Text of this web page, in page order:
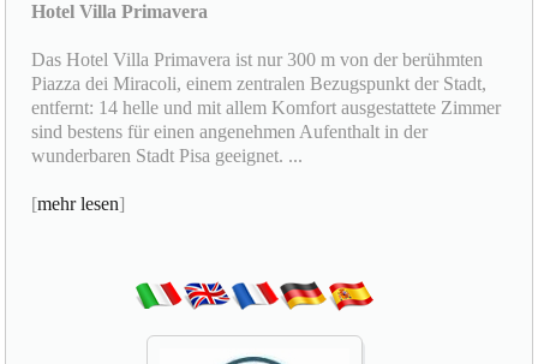
Hotel Villa Primavera
Das Hotel Villa Primavera ist nur 300 m von der berühmten
Piazza dei Miracoli, einem zentralen Bezugspunkt der Stadt,
entfernt: 14 helle und mit allem Komfort ausgestattete Zimmer
sind bestens für einen angenehmen Aufenthalt in der
wunderbaren Stadt Pisa geeignet. ...
[mehr lesen]